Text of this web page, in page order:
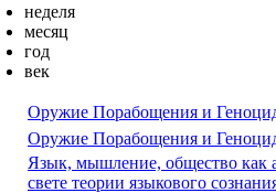
неделя
месяц
год
век
Оружие Порабощения и
Оружие Порабощения и
Язык, мышление, общество как
свете теории языкового